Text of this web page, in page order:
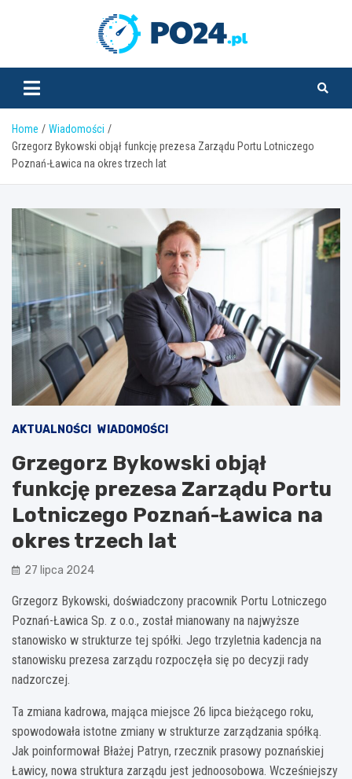
Home
Wiadomości
Grzegorz Bykowski objął funkcję prezesa Zarządu Portu Lotniczego
Poznań-Ławica na okres trzech lat
AKTUALNOŚCI WIADOMOŚCI
Grzegorz Bykowski objął
funkcję prezesa Zarządu Portu
Lotniczego Poznań-Ławica na
okres trzech lat
27 lipca 2024
Grzegorz Bykowski, doświadczony pracownik Portu Lotniczego
Poznań-Ławica Sp. z o.o., został mianowany na najwyższe
stanowisko w strukturze tej spółki. Jego trzyletnia kadencja na
stanowisku prezesa zarządu rozpoczęła się po decyzji rady
nadzorczej.
Ta zmiana kadrowa, mająca miejsce 26 lipca bieżącego roku,
spowodowała istotne zmiany w strukturze zarządzania spółką.
Jak poinformował Błażej Patryn, rzecznik prasowy poznańskiej
Ławicy, nowa struktura zarządu jest jednoosobowa. Wcześniejszy